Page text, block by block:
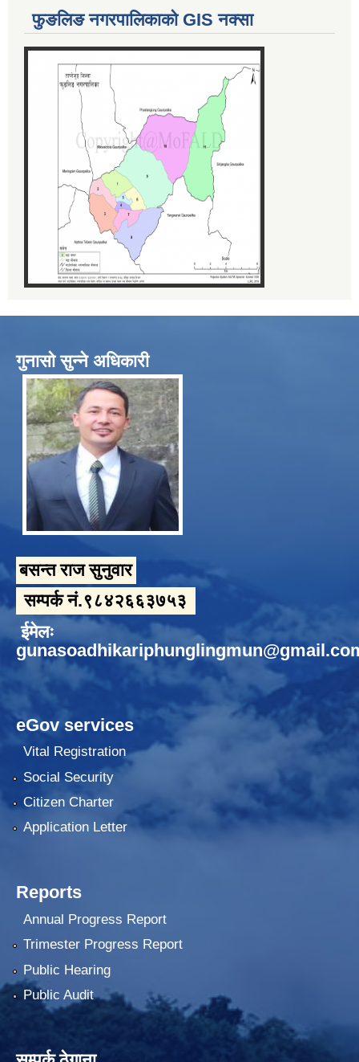
फुङलिङ नगरपालिकाको GIS नक्सा
गुनासो सुन्ने अधिकारी
बसन्त राज सुनुवार
सम्पर्क नं.९८४२६६३७५३
ईमेलः
eGov services
Vital Registration
Social Security
Citizen Charter
Application Letter
Reports
Annual Progress Report
Trimester Progress Report
Public Hearing
Public Audit